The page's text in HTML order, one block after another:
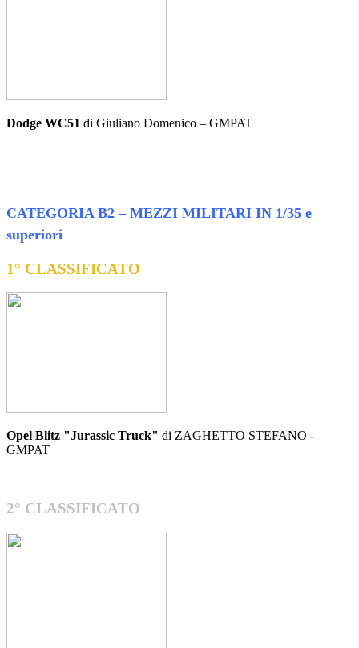
Dodge WC51 di Giuliano Domenico – GMPAT
CATEGORIA B2 – MEZZI MILITARI IN 1/35 e
superiori
1° CLASSIFICATO
Opel Blitz "Jurassic Truck" di ZAGHETTO STEFANO -
GMPAT
2° CLASSIFICATO